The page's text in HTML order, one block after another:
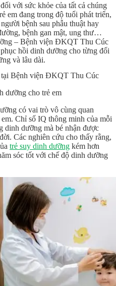
với sức khỏe của tất cả chúng
em đang trong độ tuổi phát triển,
bệnh sau phẫu thuật hay
bệnh gan mật, ung thư…
– Bệnh viện ĐKQT Thu Cúc
hồi dinh dưỡng cho từng đối
và lâu dài.
Bệnh viện ĐKQT Thu Cúc
dưỡng cho trẻ em
có vai trò vô cùng quan
Chỉ số IQ thông minh của mỗi
dinh dưỡng mà bé nhận được
Các nghiên cứu cho thấy rằng,
trẻ suy dinh dưỡng kém hơn
sóc tốt với chế độ dinh dưỡng